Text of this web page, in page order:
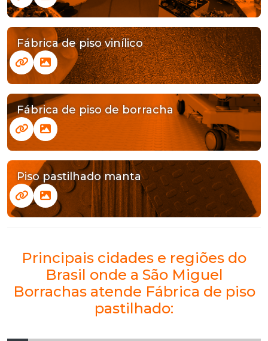
Fábrica de piso vinílico
Fábrica de piso de borracha
Piso pastilhado manta
Principais cidades e regiões do
Brasil onde a São Miguel
Borrachas atende Fábrica de piso
pastilhado: